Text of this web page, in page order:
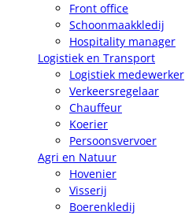
Front office
Schoonmaakkledij
Hospitality manager
Logistiek en Transport
Logistiek medewerker
Verkeersregelaar
Chauffeur
Koerier
Persoonsvervoer
Agri en Natuur
Hovenier
Visserij
Boerenkledij